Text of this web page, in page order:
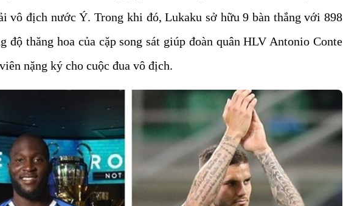
vô địch nước Ý. Trong khi đó, Lukaku sở hữu 9 bàn thắng với 898
độ thăng hoa của cặp song sát giúp đoàn quân HLV Antonio Conte
nặng ký cho cuộc đua vô địch.